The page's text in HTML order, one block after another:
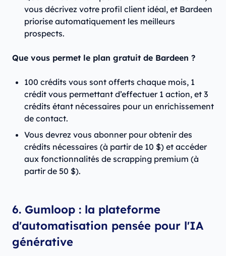
vous décrivez votre profil client idéal, et Bardeen
priorise automatiquement les meilleurs
prospects.
Que vous permet le plan gratuit de Bardeen ?
100 crédits vous sont offerts chaque mois, 1
crédit vous permettant d’effectuer 1 action, et 3
crédits étant nécessaires pour un enrichissement
de contact.
Vous devrez vous abonner pour obtenir des
crédits nécessaires (à partir de 10 $) et accéder
aux fonctionnalités de scrapping premium (à
partir de 50 $).
6. Gumloop : la plateforme
d'automatisation pensée pour l'IA
générative